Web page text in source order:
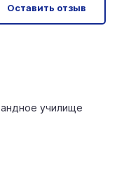
Оставить отзыв
училище